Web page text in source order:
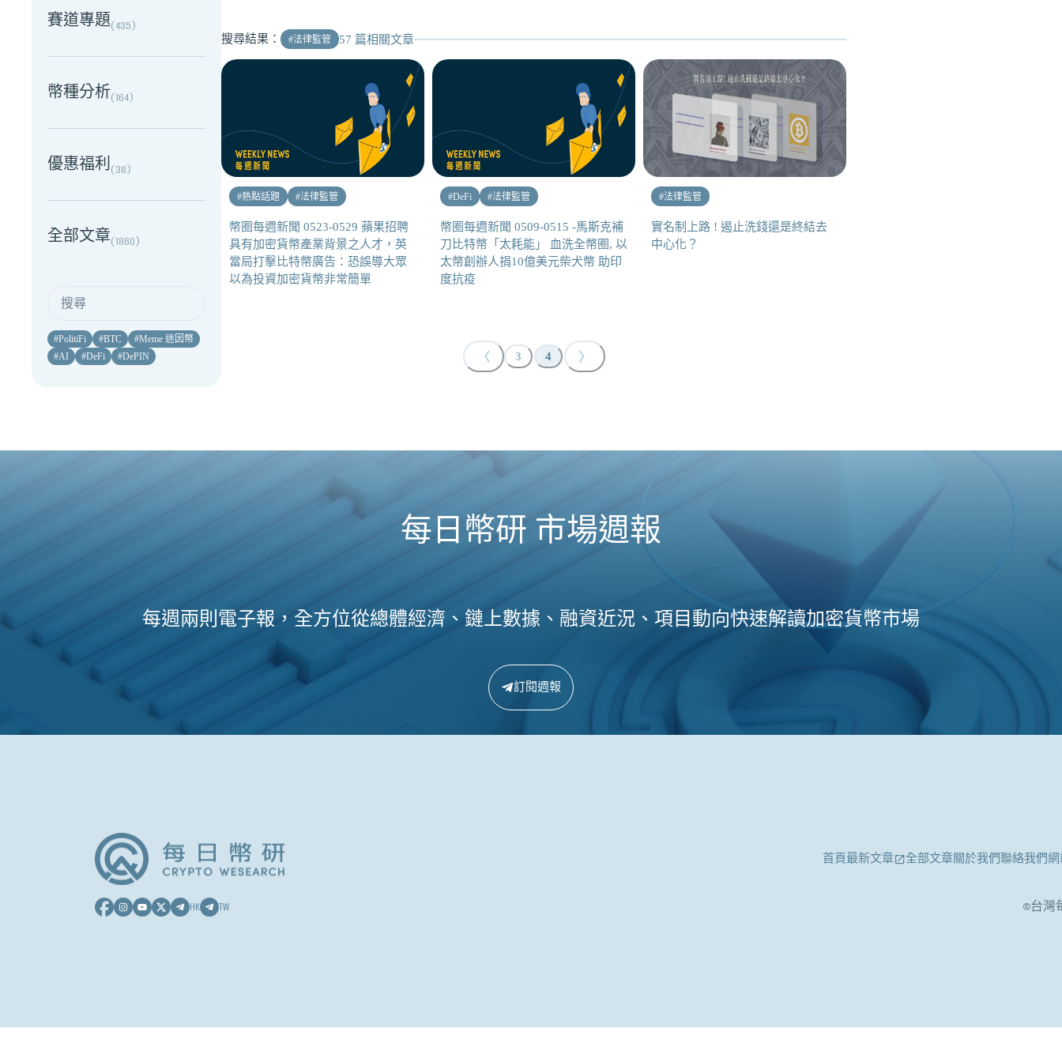
賽道專題(435)
幣種分析(164)
優惠福利(38)
全部文章(1860)
#PolitiFi #BTC #Meme 迷因幣
#AI #DeFi #DePIN
搜尋結果： #法律監管 57 篇相關文章
#熱點話題 #法律監管
幣圈每週新聞 0523-0529 蘋果招聘
具有加密貨幣產業背景之人才，英
當局打擊比特幣廣告：恐誤導大眾
以為投資加密貨幣非常簡單
#DeFi #法律監管
幣圈每週新聞 0509-0515 -馬斯克補
刀比特幣「太耗能」 血洗全幣圈, 以
太幣創辦人捐10億美元柴犬幣 助印
度抗疫
#法律監管
實名制上路 ! 遏止洗錢還是終結去
中心化？
〈 3 4 〉
每日幣研 市場週報
每週兩則電子報，全方位從總體經濟、鏈上數據、融資近況、項目動向快速解讀加密貨幣市場
訂閱週報
首頁最新文章 全部文章關於我們聯絡我們
HK TW ©台灣